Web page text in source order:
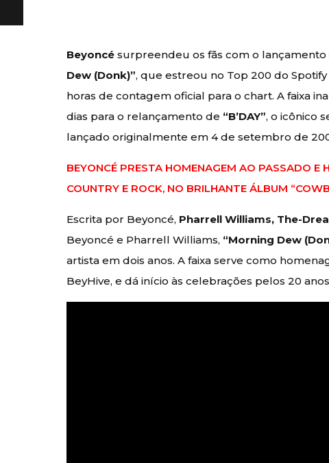
Beyoncé surpreendeu os fãs com o lançamento
Dew (Donk)”, que estreou no Top 200 do Spotify
horas de contagem oficial para o chart. A faixa
dias para o relançamento de “B’DAY”, o icônico
lançado originalmente em 4 de setembro de
BEYONCÉ PRESTA HOMENAGEM AO PASSADO E
COUNTRY E ROCK, NO BRILHANTE ÁLBUM
Escrita por Beyoncé, Pharrell Williams, The-
Beyoncé e Pharrell Williams, “Morning Dew
artista em dois anos. A faixa serve como
BeyHive, e dá início às celebrações pelos 20 anos